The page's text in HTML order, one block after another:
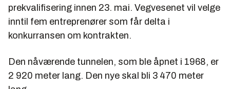
prekvalifisering innen 23. mai. Vegvesenet vil velge
inntil fem entreprenører som får delta i
konkurransen om kontrakten.
Den nåværende tunnelen, som ble åpnet i 1968, er
2 920 meter lang. Den nye skal bli 3 470 meter